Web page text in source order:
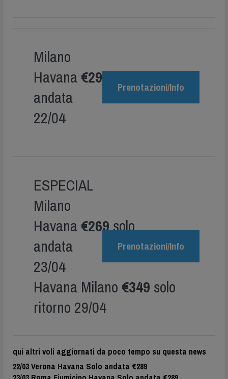
Milano
Havana €299solo
andata
22/04
Prenotazioni/Info
ESPECIAL
Milano
Havana €269solo
andata
23/04
Havana Milano €349 solo
ritorno 29/04
Prenotazioni/Info
qui altri voli aggiornati da poco tempo su questa news
22/03 Verona Havana Solo andata €289